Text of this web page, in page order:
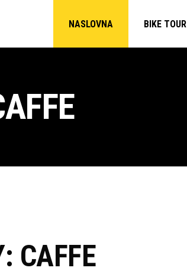
NASLOVNA BIKE TOUR
CAFFE